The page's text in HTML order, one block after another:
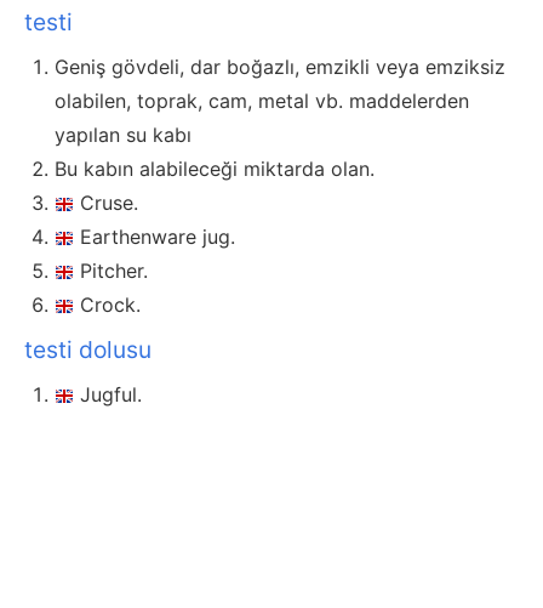
testi
Geniş gövdeli, dar boğazlı, emzikli veya emziksiz
olabilen, toprak, cam, metal vb. maddelerden
yapılan su kabı
Bu kabın alabileceği miktarda olan.
Cruse.
Earthenware jug.
Pitcher.
Crock.
testi dolusu
Jugful.